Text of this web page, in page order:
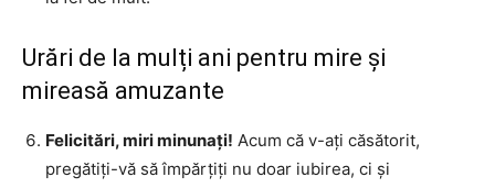
Urări de la mulți ani pentru mire și
mireasă amuzante
Felicitări, miri minunați! Acum că v-ați căsătorit,
pregătiți-vă să împărțiți nu doar iubirea, ci și